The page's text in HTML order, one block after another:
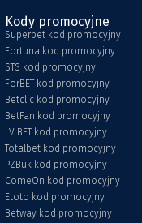
Kody promocyjne
Superbet kod promocyjny
Fortuna kod promocyjny
STS kod promocyjny
ForBET kod promocyjny
Betclic kod promocyjny
BetFan kod promocyjny
LV BET kod promocyjny
Totalbet kod promocyjny
PZBuk kod promocyjny
ComeOn kod promocyjny
Etoto kod promocyjny
Betway kod promocyjny